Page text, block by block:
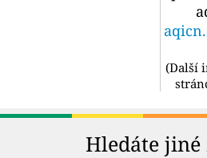
(Další
Hledáte jiné